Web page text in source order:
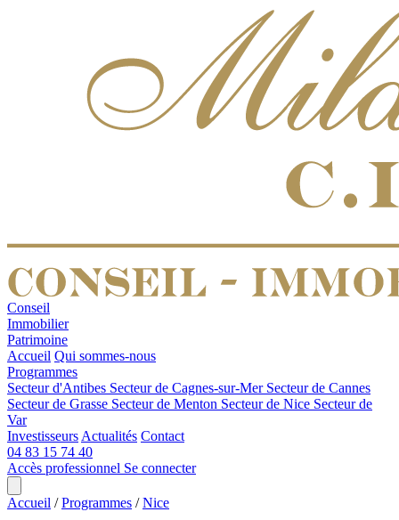
Conseil
Immobilier
Patrimoine
Accueil Qui sommes-nous
Programmes
Secteur d'Antibes Secteur de Cagnes-sur-Mer Secteur de Cannes
Secteur de Grasse Secteur de Menton Secteur de Nice Secteur de
Var
Investisseurs Actualités Contact
04 83 15 74 40
Accès professionnel Se connecter
Accueil / Programmes / Nice